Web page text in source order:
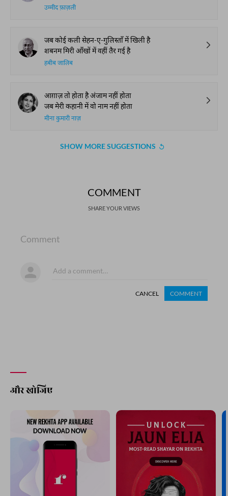
उम्मीद फ़ाज़ली
जब कोई कली सेहन-ए-गुलिस्ताँ में खिली है
शबनम मिरी आँखों में वहीं तैर गई है
हबीब जालिब
आग़ाज़ तो होता है अंजाम नहीं होता
जब मेरी कहानी में वो नाम नहीं होता
मीना कुमारी नाज़
SHOW MORE SUGGESTIONS
COMMENT
SHARE YOUR VIEWS
Comment
CANCEL COMMENT
और खोजिए